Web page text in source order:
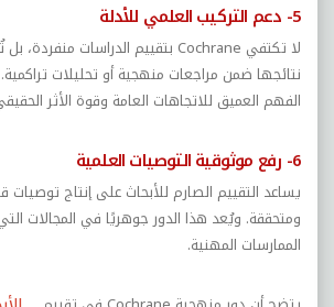
5- دعم التركيب العلمي للأدلة
لا تكتفي Cochrane بتقييم الدراسات منفردة،
نتائجها ضمن مراجعات منهجية أو تحليلات
الفهم العميق للاتجاهات العامة وقوة الأثر
6- رفع موثوقية التوصيات العلمية
يساعد التقييم الصارم للأبحاث على إنتاج توصيات
ومتحققة. ويُعد هذا الدور جوهريًا في المجالات
الممارسات المهنية.